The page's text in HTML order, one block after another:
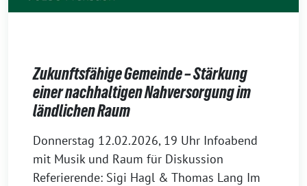
Zukunftsfähige Gemeinde – Stärkung
einer nachhaltigen Nahversorgung im
ländlichen Raum
2
3
.
Donnerstag 12.02.2026, 19 Uhr Infoabend
mit Musik und Raum für Diskussion
Referierende: Sigi Hagl & Thomas Lang Im